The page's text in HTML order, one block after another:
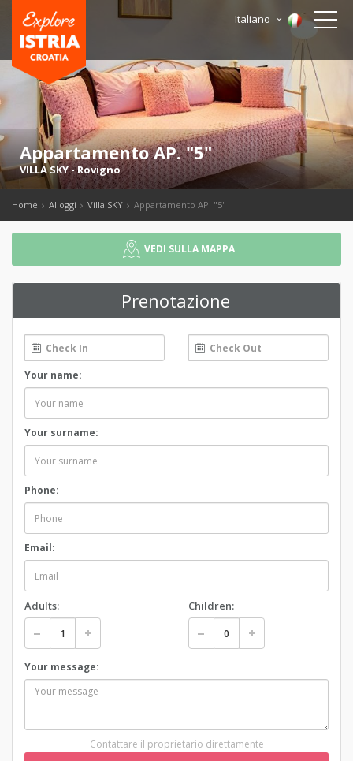
Italiano
Appartamento AP. "5"
VILLA SKY-Rovigno
Home Alloggi Villa SKY Appartamento AP. "5"
VEDI SULLA MAPPA
Prenotazione
Your name:
Your surname:
Phone:
Email:
Adults: Children:
Your message:
Contattare il proprietario direttamente